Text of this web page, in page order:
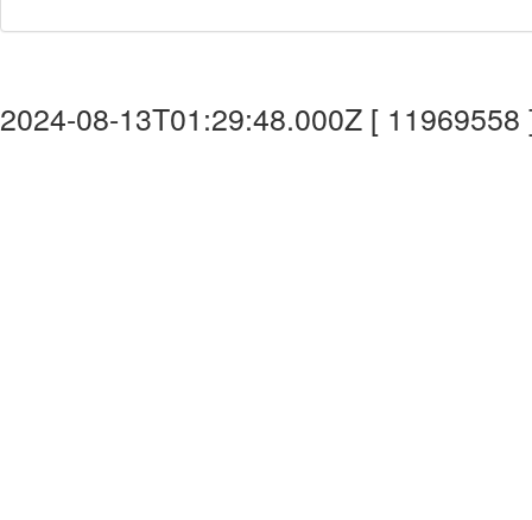
2024-08-13T01:29:48.000Z [ 11969558